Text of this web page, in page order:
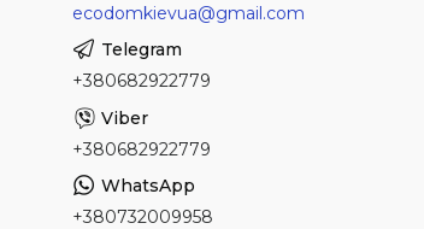
ecodomkievua@gmail.com
+380682922779
+380682922779
+380732009958